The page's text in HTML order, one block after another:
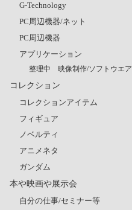
G-Technology
PC周辺機器/ネット
PC周辺機器
アプリケーション
整理中 映像制作/ソフトウエア
コレクション
コレクションアイテム
フィギュア
ノベルティ
アニメネタ
ガンダム
本や映画や展示会
自分の仕事/セミナー等